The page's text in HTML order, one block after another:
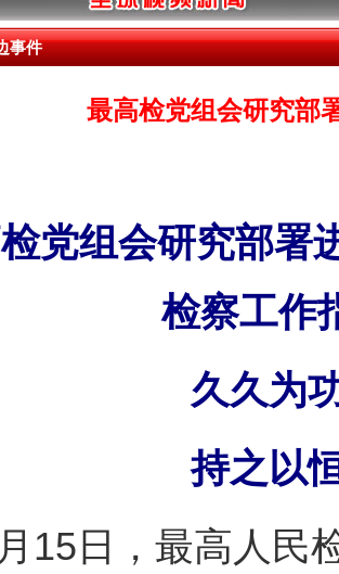
事件
最高检党组会研究部
党组会研究部署
检察工作
久久为
持之以
日，最高人民检